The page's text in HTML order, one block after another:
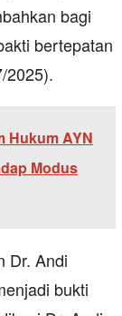
bagi
bertepatan
2025).
Hukum AYN
Modus
Dr. Andi
bukti